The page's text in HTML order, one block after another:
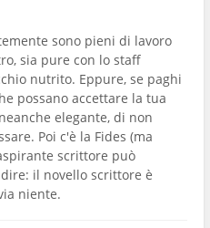
sono pieni di lavoro
sia pure con lo staff
nutrito. Eppure, se paghi
possano accettare la tua
elegante, di non
Poi c'è la Fides (ma
scrittore può
il novello scrittore è
niente.